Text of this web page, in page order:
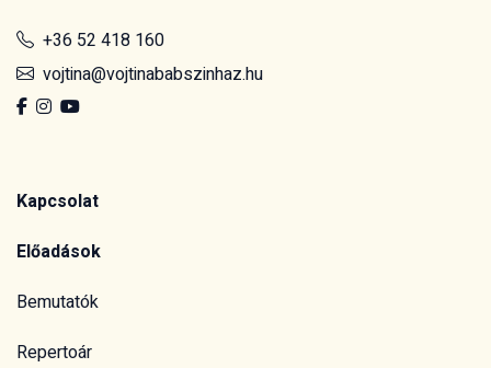
+36 52 418 160
vojtina@vojtinababszinhaz.hu
Kapcsolat
Előadások
Bemutatók
Repertoár